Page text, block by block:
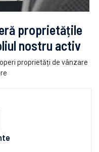
proprietățile
nostru activ
proprietăți de vânzare